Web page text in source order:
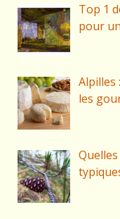
Top 1
pour
Alpilles
les